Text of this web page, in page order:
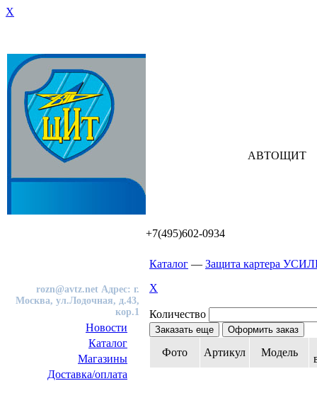
X
АВТОЩИТ
+7(495)602-0934
rozn@avtz.net Адрес: г.
Москва, ул.Лодочная, д.43,
кор.1
Новости
Каталог
Магазины
Доставка/оплата
Каталог — Защита картера
X
Количество
Заказать еще Оформить заказ
Фото Артикул Модель